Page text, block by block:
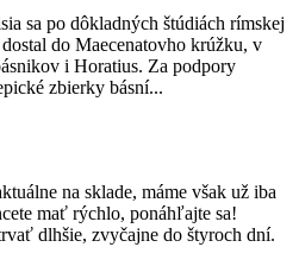
sa po dôkladných štúdiách rímskej
do Maecenatovho krúžku, v
i Horatius. Za podpory
zbierky básní...
na sklade, máme však už iba
mať rýchlo, ponáhľajte sa!
dlhšie, zvyčajne do štyroch dní.